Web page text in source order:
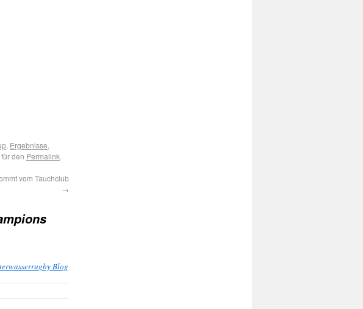
, Ergebnisse,
den Permalink.
vom Tauchclub
→
Blog